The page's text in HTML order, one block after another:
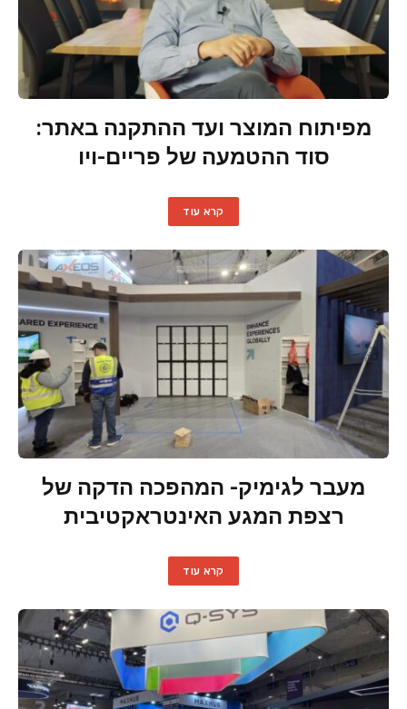
מפיתוח המוצר ועד ההתקנה באתר:
סוד ההטמעה של פריים-ויו
קרא עוד
מעבר לגימיק- המהפכה הדקה של
רצפת המגע האינטראקטיבית
קרא עוד